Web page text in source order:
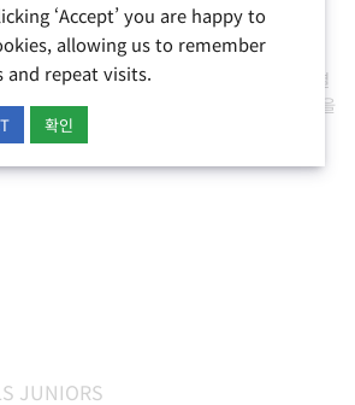
것은 학생 피드백, 에이전트의 추천 및 인증 결
리 보증입니다. 학교는 우수하고 일관된 기준을
JUNIORS
‘Accept’ you are happy to
allowing us to remember
and repeat visits.
확인